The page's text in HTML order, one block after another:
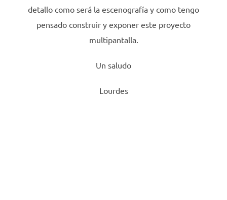
detallo como será la escenografía y como tengo
pensado construir y exponer este proyecto
multipantalla.
Un saludo
Lourdes